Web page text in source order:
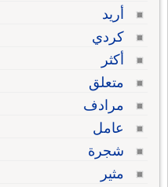
أريد
كردي
أكثر
متعلق
مرادف
عامل
شجرة
مثير